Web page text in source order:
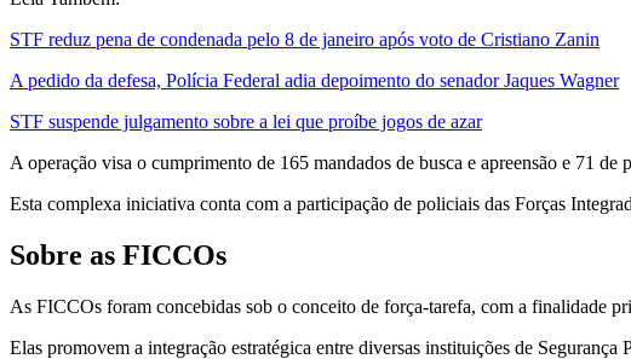
STF reduz pena de condenada pelo 8 de janeiro após voto de Cristiano Zanin
A pedido da defesa, Polícia Federal adia depoimento do senador Jaques Wagner
STF suspende julgamento sobre a lei que proíbe jogos de azar
A operação visa o cumprimento de 165 mandados de busca e apreensão e 71 de
Esta complexa iniciativa conta com a participação de policiais das Forças
Sobre as FICCOs
As FICCOs foram concebidas sob o conceito de força-tarefa, com a finalidade
Elas promovem a integração estratégica entre diversas instituições de Segurança